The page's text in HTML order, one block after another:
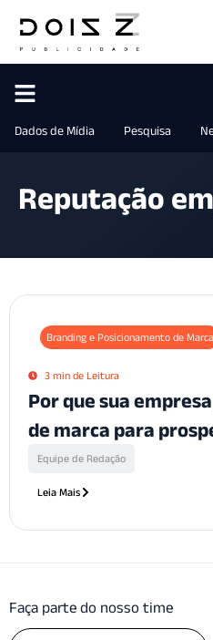
Dados de Mídia Pesquisa
Reputação
Branding e Posicionamento de Marca
3 min de Leitura
Por que sua
de marca para
Equipe de Redação
Leia Mais
Faça parte do nosso time